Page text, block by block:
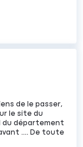
de le passer,
le site du
du département
.... De toute